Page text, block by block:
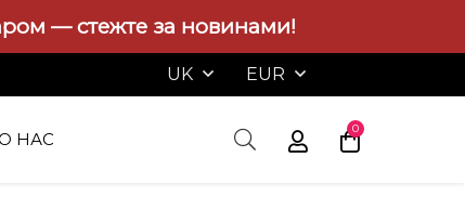
— стежте за новинами!
UK EUR
НАС
0